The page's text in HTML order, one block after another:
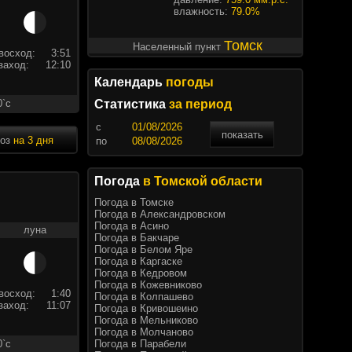
3:51
12:10
на 3 дня
луна
1:40
11:07
влажность: 79.0%
Населенный пункт Томск
Календарь погоды
Статистика за период
c
показать
по
Погода в Томской области
Погода в Томске
Погода в Александровском
Погода в Асино
Погода в Бакчаре
Погода в Белом Яре
Погода в Каргаске
Погода в Кедровом
Погода в Кожевниково
Погода в Колпашево
Погода в Кривошеино
Погода в Мельниково
Погода в Молчаново
Погода в Парабели